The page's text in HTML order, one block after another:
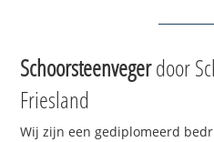
Schoorsteenvegerdoor
Friesland
Wij zijn een gediplomeerd